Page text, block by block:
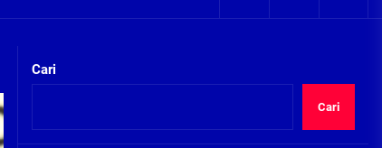
SDN Gilang II Tulangan
Cari
Cari